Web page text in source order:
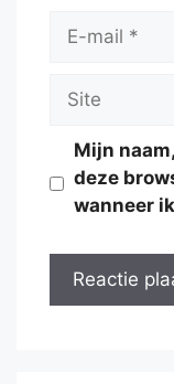
Site
Mijn
deze
wanneer